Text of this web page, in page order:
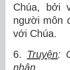
Chúa, bởi
người môn
với Chúa.
6. Truyện:
nhận.